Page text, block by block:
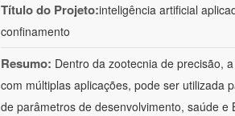
Título do Projeto:inteligência artificial
confinamento
Resumo: Dentro da zootecnia de precisão,
com múltiplas aplicações, pode ser utilizada
de parâmetros de desenvolvimento, saúde